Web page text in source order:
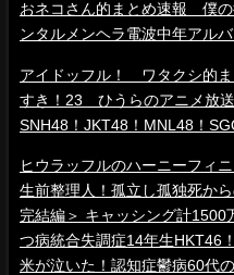
おネコさん的まとめ速報 僕の
ンタルメンヘラ電波中年アル
アイドッフル！ ワタクシ的
すき！23 ひうらのアニメ放
SNH48！JKT48！MNL48！
ヒウラッフルのハーニーフィ
生前整理人！孤立し孤独死か
完結編＞ キャッシング計1500
つ病統合失調症14年生HKT46
米が泣いた！認知症鬱病60代